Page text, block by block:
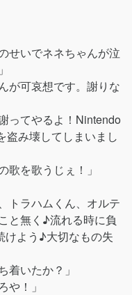
せいでネネちゃんが泣
が可哀想です。謝りな
ってやるよ！Nintendo
盗み壊してしまいまし
歌を歌うじぇ！」
トラハムくん、オルテ
と無く♪流れる時に負
けよう♪大切なもの失
着いたか？」
！」